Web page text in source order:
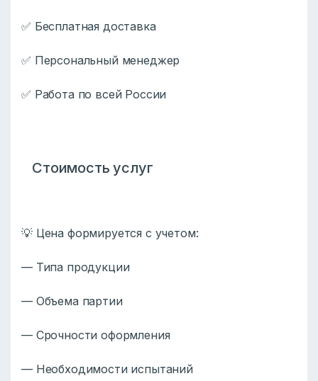
✅ Бесплатная доставка
✅ Персональный менеджер
✅ Работа по всей России
Стоимость услуг
💡 Цена формируется с учетом:
— Типа продукции
— Объема партии
— Срочности оформления
— Необходимости испытаний